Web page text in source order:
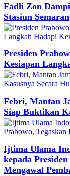
Fadli Zon
Stasiun
Presiden
Kesiapan
Febri, Mantan
Siap Buktikan
Ijtima Ulama
kepada
Mengawal